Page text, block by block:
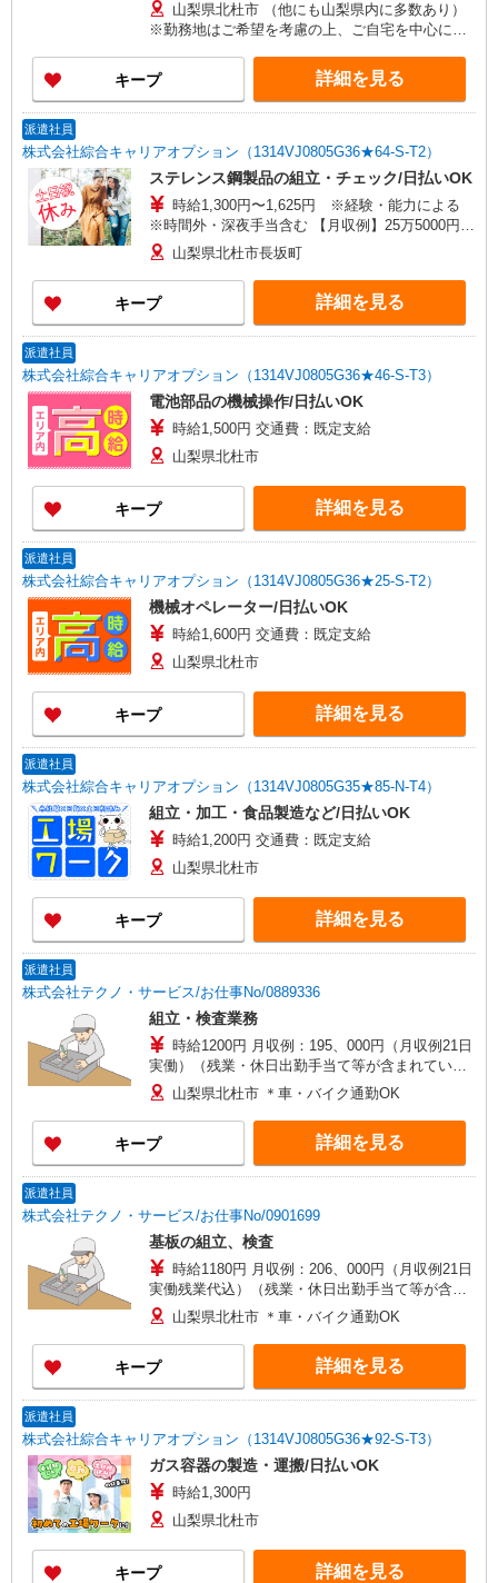
山梨県北杜市 （他にも山梨県内に多数あり）
※勤務地はご希望を考慮の上、ご自宅を中心に通
し）
キープ 詳細を見る
派遣社員
株式会社綜合キャリアオプション（1314VJ0805G36★64-S-T2）
ステレンス鋼製品の組立・チェック/日払いOK
時給1,300円〜1,625円 ※経験・能力による
※時間外・深夜手当含む 【月収例】25万5000円(7
時間35分×7日+7時間55分×14日+残業・深夜手当)
交通費：既定支給
山梨県北杜市長坂町
キープ 詳細を見る
派遣社員
株式会社綜合キャリアオプション（1314VJ0805G36★46-S-T3）
電池部品の機械操作/日払いOK
時給1,500円 交通費：既定支給
山梨県北杜市
キープ 詳細を見る
派遣社員
株式会社綜合キャリアオプション（1314VJ0805G36★25-S-T2）
機械オペレーター/日払いOK
時給1,600円 交通費：既定支給
山梨県北杜市
キープ 詳細を見る
派遣社員
株式会社綜合キャリアオプション（1314VJ0805G35★85-N-T4）
組立・加工・食品製造など/日払いOK
時給1,200円 交通費：既定支給
山梨県北杜市
キープ 詳細を見る
派遣社員
株式会社テクノ・サービス/お仕事No/0889336
組立・検査業務
時給1200円 月収例：195、000円（月収例21日
実働）（残業・休日出勤手当て等が含まれていま
す） 交通費全額支給
山梨県北杜市 ＊車・バイク通勤OK
キープ 詳細を見る
派遣社員
株式会社テクノ・サービス/お仕事No/0901699
基板の組立、検査
時給1180円 月収例：206、000円（月収例21日
実働残業代込）（残業・休日出勤手当て等が含ま
れています） 交通費全額支給
山梨県北杜市 ＊車・バイク通勤OK
キープ 詳細を見る
派遣社員
株式会社綜合キャリアオプション（1314VJ0805G36★92-S-T3）
ガス容器の製造・運搬/日払いOK
時給1,300円
山梨県北杜市
キープ 詳細を見る